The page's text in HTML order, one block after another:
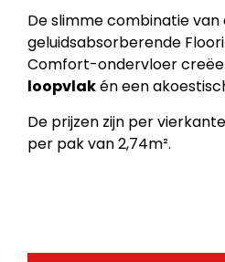
De slimme combinatie van
geluidsabsorberende
Comfort-ondervloer
loopvlakén een
De prijzen zijn per
per pak van 2,74m².